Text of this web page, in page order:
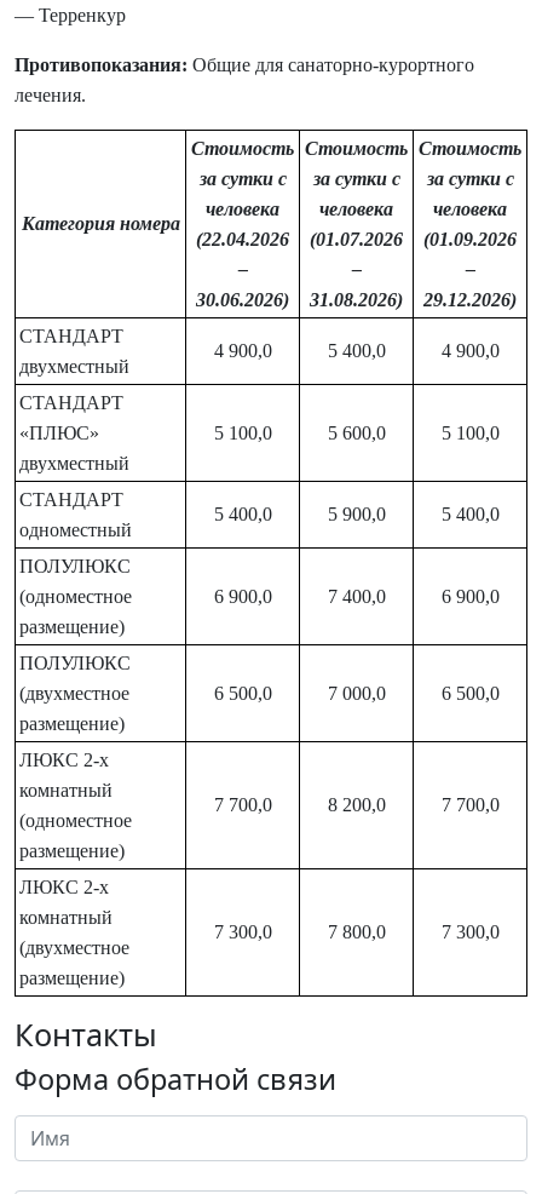
— Терренкур
Противопоказания: Общие для санаторно-курортного
лечения.
Категория номера
Стоимость
за сутки с
человека
(22.04.2026
–
30.06.2026)
Стоимость
за сутки с
человека
(01.07.2026
–
31.08.2026)
Стоимость
за сутки с
человека
(01.09.2026
–
29.12.2026)
СТАНДАРТ
двухместный
4 900,0 5 400,0 4 900,0
СТАНДАРТ
«ПЛЮС»
двухместный
5 100,0 5 600,0 5 100,0
СТАНДАРТ
одноместный
5 400,0 5 900,0 5 400,0
ПОЛУЛЮКС
(одноместное
размещение)
6 900,0 7 400,0 6 900,0
ПОЛУЛЮКС
(двухместное
размещение)
6 500,0 7 000,0 6 500,0
ЛЮКС 2-х
комнатный
(одноместное
размещение)
7 700,0 8 200,0 7 700,0
ЛЮКС 2-х
комнатный
(двухместное
размещение)
7 300,0 7 800,0 7 300,0
Контакты
Форма обратной связи